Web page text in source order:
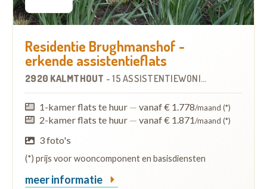
Residentie Brughmanshof -
erkende assistentieflats
2920 KALMTHOUT -15 ASSISTENTIEWONINGEN
1-kamer flats te huur — vanaf € 1.778/maand (*)
2-kamer flats te huur — vanaf € 1.871/maand (*)
3 foto's
(*) prijs voor wooncomponent en basisdiensten
meer informatie